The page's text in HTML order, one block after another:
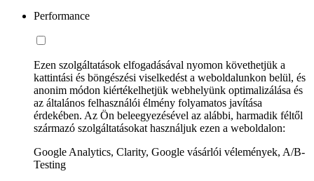
Performance
Ezen szolgáltatások elfogadásával nyomon követhetjük a
kattintási és böngészési viselkedést a weboldalunkon belül, és
anonim módon kiértékelhetjük webhelyünk optimalizálása és
az általános felhasználói élmény folyamatos javítása
érdekében. Az Ön beleegyezésével az alábbi, harmadik féltől
származó szolgáltatásokat használjuk ezen a weboldalon:
Google Analytics, Clarity, Google vásárlói vélemények, A/B-
Testing